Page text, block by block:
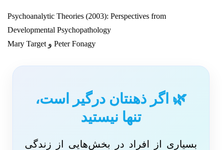
Psychoanalytic Theories (2003): Perspectives from
Developmental Psychopathology
Peter Fonagy و Mary Target
🌿 اگر ذهنتان درگیر است،
تنها نیستید
بسیاری از افراد در بخش‌هایی از زندگی